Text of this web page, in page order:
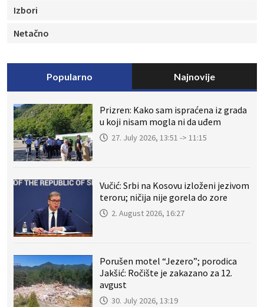
Izbori
Netačno
Popularno Najnovije
Prizren: Kako sam ispraćena iz grada
u koji nisam mogla ni da uđem
27. July 2026, 13:51 -> 11:15
Vučić: Srbi na Kosovu izloženi jezivom
teroru; ničija nije gorela do zore
2. August 2026, 16:27
Porušen motel “Jezero”; porodica
Jakšić: Ročište je zakazano za 12.
avgust
30. July 2026, 13:19